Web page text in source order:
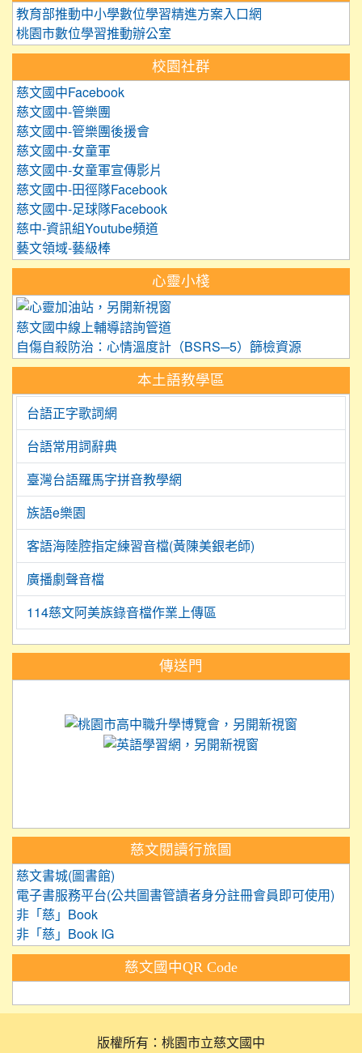
教育部推動中小學數位學習精進方案入口網
桃園市數位學習推動辦公室
校園社群
慈文國中Facebook
慈文國中-管樂團
慈文國中-管樂團後援會
慈文國中-女童軍
慈文國中-女童軍宣傳影片
慈文國中-田徑隊Facebook
慈文國中-足球隊Facebook
慈中-資訊組Youtube頻道
藝文領域-藝級棒
心靈小棧
慈文國中線上輔導諮詢管道
自傷自殺防治：心情溫度計（BSRS─5）篩檢資源
本土語教學區
台語正字歌詞網
台語常用詞辭典
臺灣台語羅馬字拼音教學網
族語e樂園
客語海陸腔指定練習音檔(黃陳美銀老師)
廣播劇聲音檔
114慈文阿美族錄音檔作業上傳區
傳送門
慈文閱讀行旅圖
慈文書城(圖書館)
電子書服務平台(公共圖書管讀者身分註冊會員即可使用)
非「慈」Book
非「慈」Book IG
慈文國中QR Code
版權所有：桃園市立慈文國中